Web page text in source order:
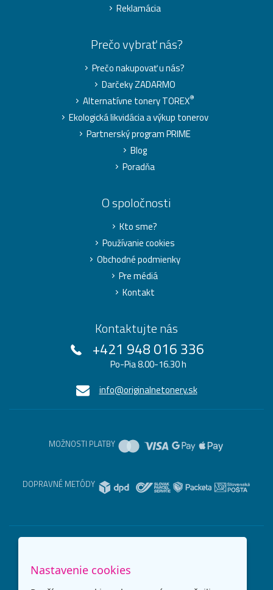
Reklamácia
Prečo vybrať nás?
Prečo nakupovať u nás?
Darčeky ZADARMO
Alternatívne tonery TOREX®
Ekologická likvidácia a výkup tonerov
Partnerský program PRIME
Blog
Poradňa
O spoločnosti
Kto sme?
Používanie cookies
Obchodné podmienky
Pre médiá
Kontakt
Kontaktujte nás
+421 948 016 336
Po-Pia 8.00-16.30 h
info@originalnetonery.sk
MOŽNOSTI PLATBY
DOPRAVNÉ METÓDY
Nastavenie cookies